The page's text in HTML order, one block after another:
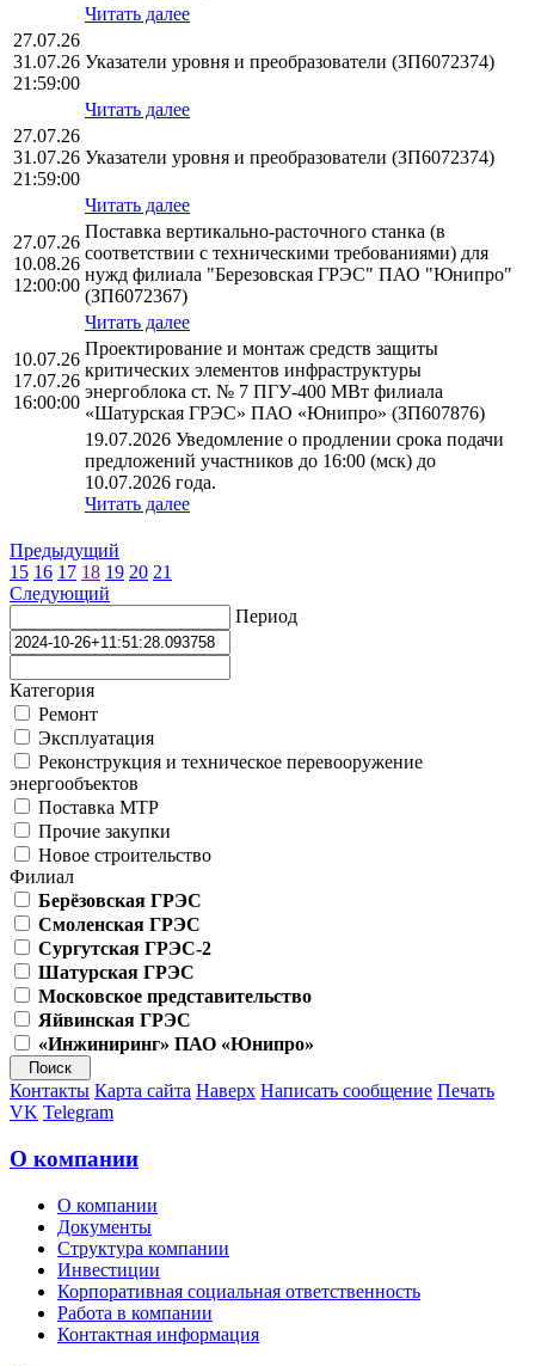
Читать далее
27.07.26
31.07.26
21:59:00
Указатели уровня и преобразователи (ЗП6072374)
Читать далее
27.07.26
31.07.26
21:59:00
Указатели уровня и преобразователи (ЗП6072374)
Читать далее
27.07.26
10.08.26
12:00:00
Поставка вертикально-расточного станка (в
соответствии с техническими требованиями) для
нужд филиала "Березовская ГРЭС" ПАО "Юнипро"
(ЗП6072367)
Читать далее
10.07.26
17.07.26
16:00:00
Проектирование и монтаж средств защиты
критических элементов инфраструктуры
энергоблока ст. № 7 ПГУ-400 МВт филиала
«Шатурская ГРЭС» ПАО «Юнипро» (ЗП607876)
19.07.2026 Уведомление о продлении срока подачи
предложений участников до 16:00 (мск) до
10.07.2026 года.
Читать далее
Предыдущий
15 16 17 18 19 20 21
Следующий
Период
Категория
Ремонт
Эксплуатация
Реконструкция и техническое перевооружение
энергообъектов
Поставка МТР
Прочие закупки
Новое строительство
Филиал
Берёзовская ГРЭС
Смоленская ГРЭС
Сургутская ГРЭС-2
Шатурская ГРЭС
Московское представительство
Яйвинская ГРЭС
«Инжиниринг» ПАО «Юнипро»
Контакты Карта сайта Наверх Написать сообщение Печать
VK Telegram
О компании
О компании
Документы
Структура компании
Инвестиции
Корпоративная социальная ответственность
Работа в компании
Контактная информация